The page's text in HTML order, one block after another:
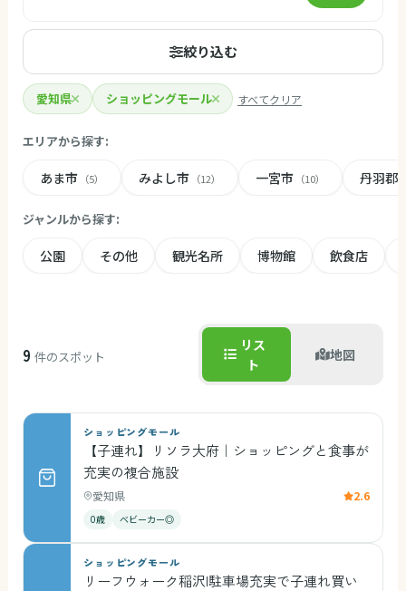
絞り込む
愛知県 ショッピングモール すべてクリア
エリアから探す:
あま市 （5） みよし市 （12） 一宮市 （10） 丹羽郡
ジャンルから探す:
公園 その他 観光名所 博物館 飲食店
9 件のスポット
リス
ト
地図
ショッピングモール
【子連れ】リソラ大府｜ショッピングと食事が
充実の複合施設
愛知県 2.6
0歳 ベビーカー◎
ショッピングモール
リーフウォーク稲沢|駐車場充実で子連れ買い